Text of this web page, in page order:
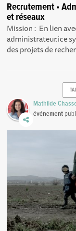
Recrutement •
et réseaux
Mission : En lien
administrateur.ice
des projets de
Mathilde
événement